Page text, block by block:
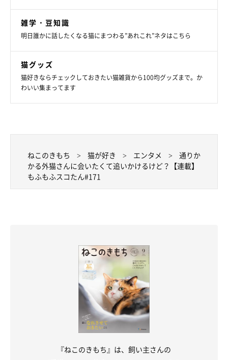
雑学・豆知識
明日誰かに話したくなる猫にまつわる”あれこれ”ネタはこちら
猫グッズ
猫好きならチェックしておきたい猫雑貨から100均グッズまで。か
わいい集まってます
ねこのきもち 猫が好き エンタメ
通りか
かる外猫さんに会いたくて追いかけるけど？【連載】
もふもふスコたん#171
『ねこのきもち』は、飼い主さんの